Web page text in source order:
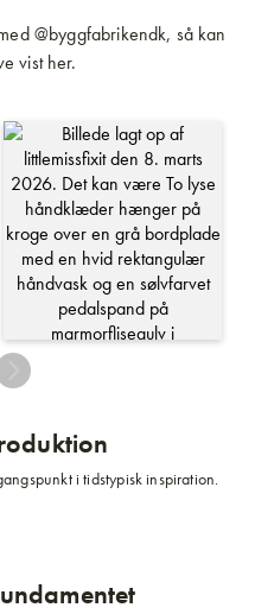
@byggfabrikendk, så kan
vist her.
i tidstypisk inspiration.